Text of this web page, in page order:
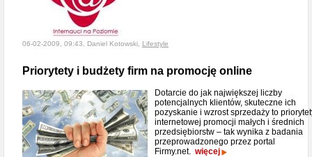
06-02-2009, 09:43, Daniel Kotowski, Lifestyle
Priorytety i budżety firm na promocję online
Dotarcie do jak największej liczby
potencjalnych klientów, skuteczne ich
pozyskanie i wzrost sprzedaży to
internetowej promocji małych i średnich
przedsiębiorstw – tak wynika z badania
przeprowadzonego przez portal
Firmy.net. więcej